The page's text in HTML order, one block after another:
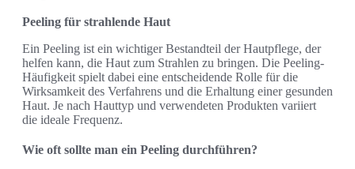
Peeling für strahlende Haut
Ein Peeling ist ein wichtiger Bestandteil der Hautpflege, der
helfen kann, die Haut zum Strahlen zu bringen. Die Peeling-
Häufigkeit spielt dabei eine entscheidende Rolle für die
Wirksamkeit des Verfahrens und die Erhaltung einer gesunden
Haut. Je nach Hauttyp und verwendeten Produkten variiert
die ideale Frequenz.
Wie oft sollte man ein Peeling durchführen?